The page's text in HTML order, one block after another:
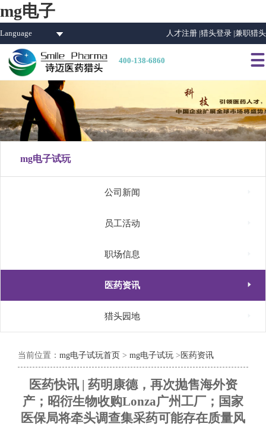
mg电子
Language 人才注册 |猎头登录 |兼职猎头
400-138-6860 
mg电子试玩
公司新闻
员工活动
职场信息
医药资讯 
猎头园地
当前位置： mg电子试玩首页 > mg电子试玩 > 医药资讯
医药快讯 | 药明康德，再次抛售海外资
产；昭衍生物收购Lonza广州工厂；国家
医保局将牵头调查集采药可能存在质量风